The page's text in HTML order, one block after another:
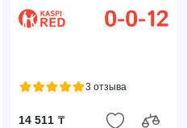
3 отзыва
14 511 ₸